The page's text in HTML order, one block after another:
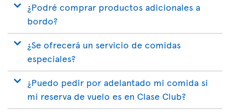
¿Podré comprar productos adicionales a
bordo?
¿Se ofrecerá un servicio de comidas
especiales?
¿Puedo pedir por adelantado mi comida si
mi reserva de vuelo es en Clase Club?